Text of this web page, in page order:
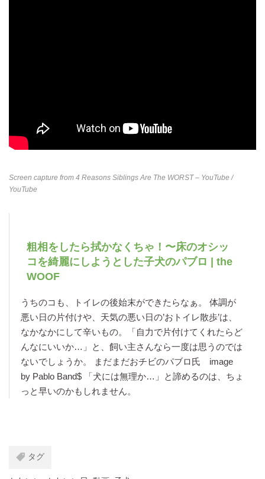
Screen capture from 4 Reasons Siblings Are The WORST – YouTube /
YouTube
粗相をしたら拭かなくちゃ！〜床のオシッ
コを綺麗にしようとした子犬のパブロ | the
WOOF
うちのコも、トイレの後始末ができたらなぁ。 体調が
悪い日の片付けや、天気の悪い日の’おトイレ散歩’は、
なかなかにして辛いもの。「自力で片付けてくれたらど
んなにいいか…」と、飼い主さんなら一度は思うのでは
ないでしょうか。 まだまだおチビのパブロ氏 image
by Pablo Band$ 「犬には無理か…」と諦めるのは、ちょ
っと早いのかもしれません。
タグ